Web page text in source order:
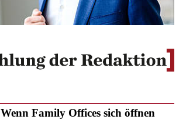
Wenn Family Offices sich öffnen